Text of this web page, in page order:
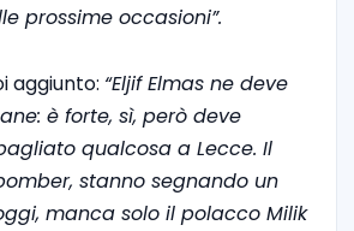
prossime occasioni”.
aggiunto: “Eljif Elmas ne deve
è forte, sì, però deve
qualcosa a Lecce. Il
stanno segnando un
manca solo il polacco Milik